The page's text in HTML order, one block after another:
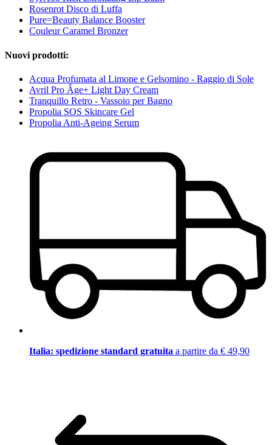
Rosenrot Disco di Luffa
Pure=Beauty Balance Booster
Couleur Caramel Bronzer
Nuovi prodotti:
Acqua Profumata al Limone e Gelsomino - Raggio di Sole
Avril Pro Âge+ Light Day Cream
Tranquillo Retro - Vassoio per Bagno
Propolia SOS Skincare Gel
Propolia Anti-Ageing Serum
Italia: spedizione standard gratuita a partire da € 49,90